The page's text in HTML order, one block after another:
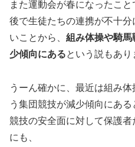
また運動会が春になったこ
後で生徒たちの連携が不十
いことから、 組み体操や騎
少傾向にあるという説もあり
うーん確かに、最近は組み
う集団競技が減少傾向にあ
競技の安全面に対して保護
にも、